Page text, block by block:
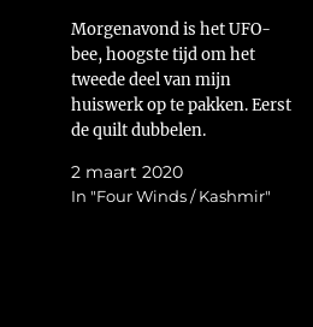
Morgenavond is het UFO-
bee, hoogste tijd om het
tweede deel van mijn
huiswerk op te pakken. Eerst
de quilt dubbelen.
dan gaan met die banaaan.
Het is gelukt. Nu alleen het
2 maart 2020
In "Four Winds / Kashmir"